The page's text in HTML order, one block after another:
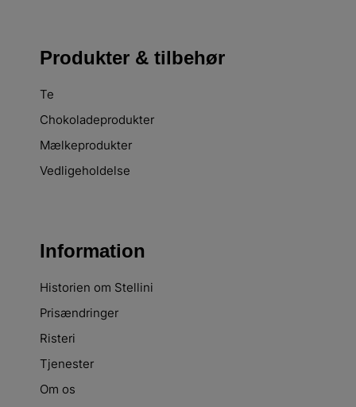
Produkter & tilbehør
Te
Chokoladeprodukter
Mælkeprodukter
Vedligeholdelse
Information
Historien om Stellini
Prisændringer
Risteri
Tjenester
Om os